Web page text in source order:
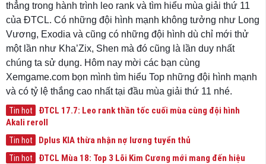
thẳng trong hành trình leo rank và tìm hiểu mùa giải thứ 11
của ĐTCL. Có những đội hình mạnh không tưởng như Long
Vương, Exodia và cũng có những đội hình dù chỉ mới thử
một lần như Kha’Zix, Shen mà đó cũng là lần duy nhất
chúng ta sử dụng. Hôm nay mời các bạn cùng
Xemgame.com bọn mình tìm hiểu Top những đội hình mạnh
và có tỷ lệ thắng cao nhất tại đầu mùa giải thứ 11 nhé.
Tin hot
ĐTCL 17.7: Leo rank thần tốc cuối mùa cùng đội hình
Akali reroll
Tin hot Dplus KIA thừa nhận nợ lương tuyển thủ
Tin hot
ĐTCL Mùa 18: Top 3 Lõi Kim Cương mới mang đến hiệu